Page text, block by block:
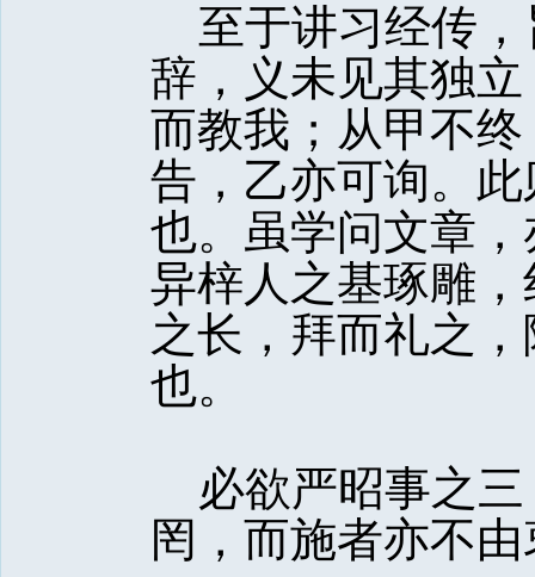
至于讲习经传，
辞，义未见其独
而教我；从甲不
告，乙亦可询。
也。虽学问文章
异梓人之基琢雕
之长，拜而礼之
也。
必欲严昭事之三
罔，而施者亦不